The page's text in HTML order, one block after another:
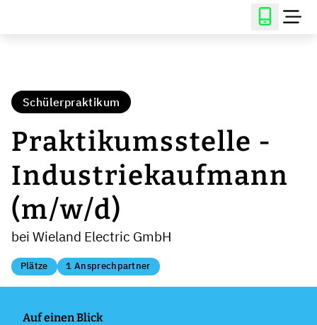
Schülerpraktikum
Praktikumsstelle -
Industriekaufmann
(m/w/d)
bei Wieland Electric GmbH
Plätze 1 Ansprechpartner
Auf einen Blick